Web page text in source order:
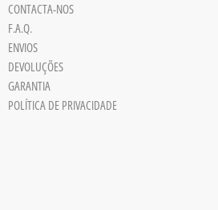
Save
Board
JPG
trigger
CONTACTA-NOS
F.A.Q.
ENVIOS
DEVOLUÇÕES
GARANTIA
POLÍTICA DE PRIVACIDADE